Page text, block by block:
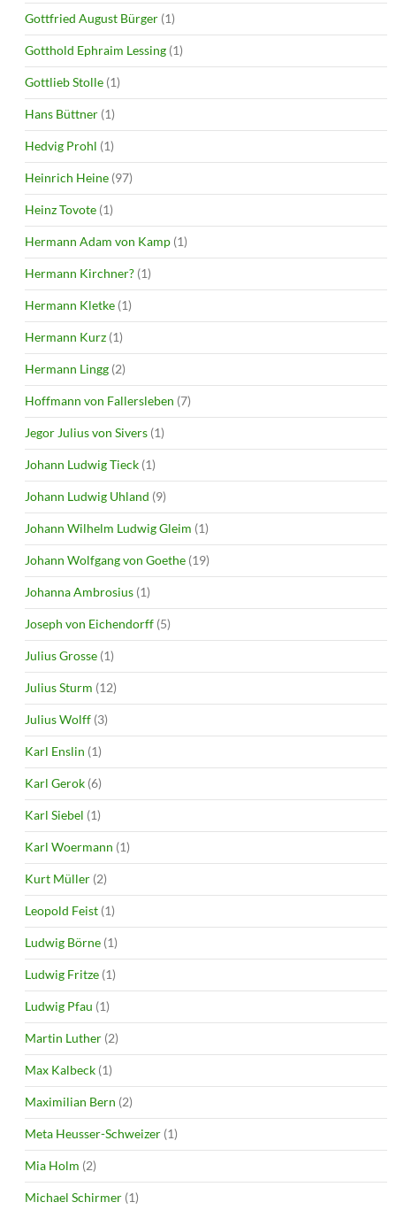
Gottfried August Bürger (1)
Gotthold Ephraim Lessing (1)
Gottlieb Stolle (1)
Hans Büttner (1)
Hedvig Prohl (1)
Heinrich Heine (97)
Heinz Tovote (1)
Hermann Adam von Kamp (1)
Hermann Kirchner? (1)
Hermann Kletke (1)
Hermann Kurz (1)
Hermann Lingg (2)
Hoffmann von Fallersleben (7)
Jegor Julius von Sivers (1)
Johann Ludwig Tieck (1)
Johann Ludwig Uhland (9)
Johann Wilhelm Ludwig Gleim (1)
Johann Wolfgang von Goethe (19)
Johanna Ambrosius (1)
Joseph von Eichendorff (5)
Julius Grosse (1)
Julius Sturm (12)
Julius Wolff (3)
Karl Enslin (1)
Karl Gerok (6)
Karl Siebel (1)
Karl Woermann (1)
Kurt Müller (2)
Leopold Feist (1)
Ludwig Börne (1)
Ludwig Fritze (1)
Ludwig Pfau (1)
Martin Luther (2)
Max Kalbeck (1)
Maximilian Bern (2)
Meta Heusser-Schweizer (1)
Mia Holm (2)
Michael Schirmer (1)